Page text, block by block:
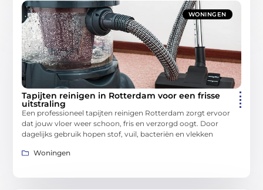
WONINGEN
Tapijten reinigen in Rotterdam voor een frisse
uitstraling
Een professioneel tapijten reinigen Rotterdam zorgt ervoor
dat jouw vloer weer schoon, fris en verzorgd oogt. Door
dagelijks gebruik hopen stof, vuil, bacteriën en vlekken
Woningen